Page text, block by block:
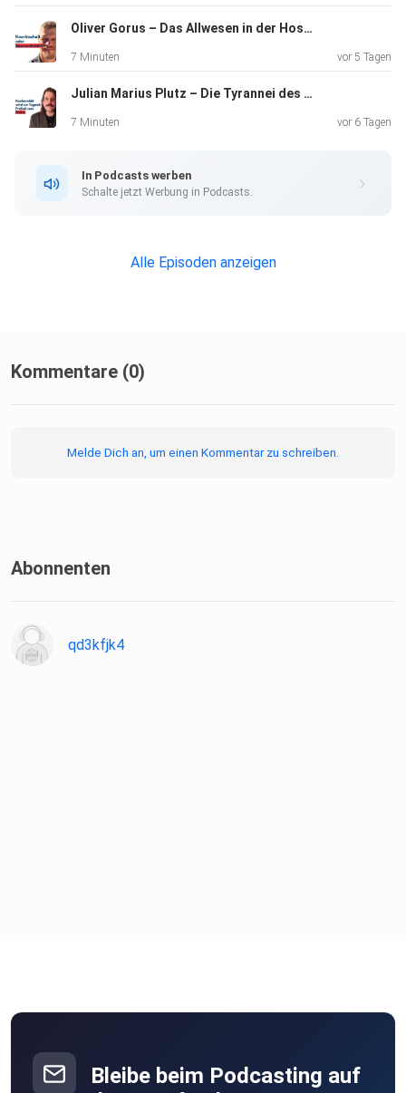
Oliver Gorus – Das Allwesen in der Hosentasche
7 Minuten vor 5 Tagen
Julian Marius Plutz – Die Tyrannei des Durchschnitts
7 Minuten vor 6 Tagen
In Podcasts werben
Schalte jetzt Werbung in Podcasts.
Alle Episoden anzeigen
Kommentare (0)
Melde Dich an, um einen Kommentar zu schreiben.
Abonnenten
qd3kfjk4
Bleibe beim Podcasting auf